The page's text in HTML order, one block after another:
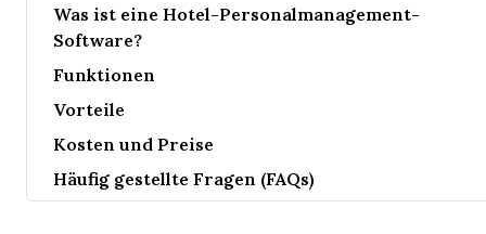
Was ist eine Hotel-Personalmanagement-
Software?
Funktionen
Vorteile
Kosten und Preise
Häufig gestellte Fragen (FAQs)